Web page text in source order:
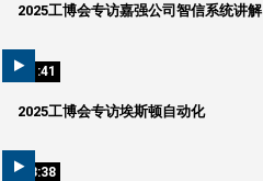
2025工博会专访嘉强公司智信系统讲解
01:41
2025工博会专访埃斯顿自动化
03:38